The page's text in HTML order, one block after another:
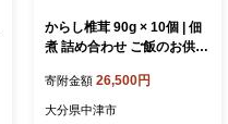
からし椎茸 90g × 10個 | 佃
煮 詰め合わせ ご飯のお供
たけ 椎茸 シイタケ 辛子 か
らし カラシ 惣菜 懐かしい
寄附金額 26,500円
大分県中津市